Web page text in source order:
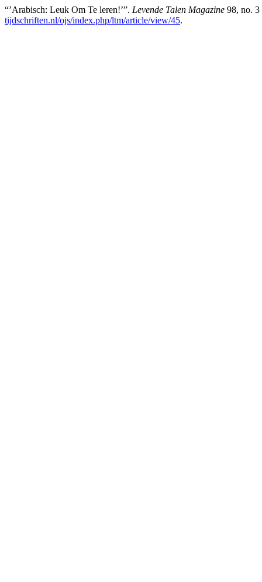
“’Arabisch: Leuk Om Te leren!’”. Levende Talen Magazine 98, no. 3
tijdschriften.nl/ojs/index.php/ltm/article/view/45.